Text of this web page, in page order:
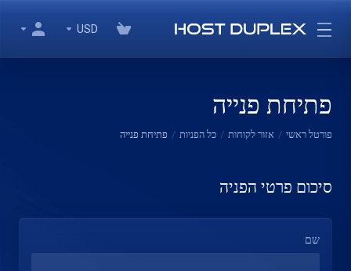
USD
פתיחת פנייה
פורטל ראשי אזור לקוחות כל הפניות פתיחת פנייה
סיכום פרטי הפניה
שם